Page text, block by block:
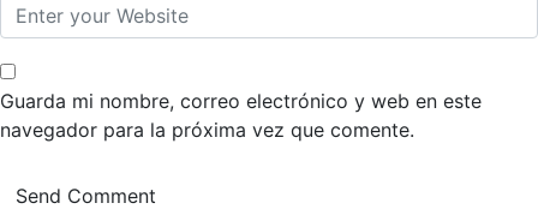
Guarda mi nombre, correo electrónico y web en este
navegador para la próxima vez que comente.